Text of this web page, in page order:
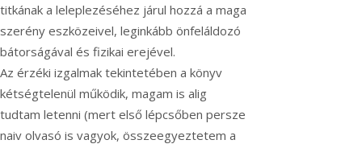
titkának a leleplezéséhez járul hozzá a maga
szerény eszközeivel, leginkább önfeláldozó
bátorságával és fizikai erejével.
Az érzéki izgalmak tekintetében a könyv
kétségtelenül működik, magam is alig
tudtam letenni (mert első lépcsőben persze
naiv olvasó is vagyok, összeegyeztetem a